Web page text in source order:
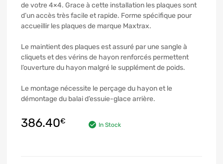
de votre 4×4. Grace à cette installation les plaques sont
d’un accès très facile et rapide. Forme spécifique pour
accueillir les plaques de marque Maxtrax.
Le maintient des plaques est assuré par une sangle à
cliquets et des vérins de hayon renforcés permettent
l’ouverture du hayon malgré le supplément de poids.
Le montage nécessite le perçage du hayon et le
démontage du balai d’essuie-glace arrière.
386.40€ In Stock